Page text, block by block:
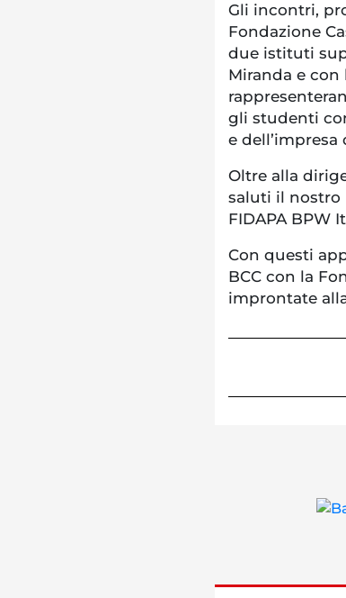
Gli incontri,
Fondazione
due istituti
Miranda e con
gli studenti
e dell’impresa
Oltre alla
saluti il nostro
FIDAPA BPW
Con questi
BCC con la
improntate